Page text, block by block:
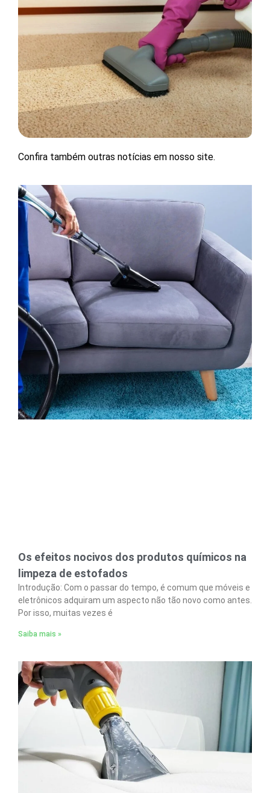
Confira também outras notícias em nosso site.
Os efeitos nocivos dos produtos químicos na
limpeza de estofados
Introdução: Com o passar do tempo, é comum que móveis e
eletrônicos adquiram um aspecto não tão novo como antes.
Por isso, muitas vezes é
Saiba mais »